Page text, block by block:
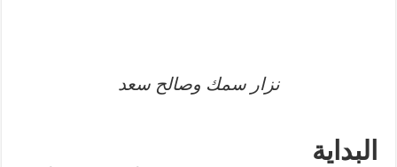
نزار سمك وصالح سعد
البداية